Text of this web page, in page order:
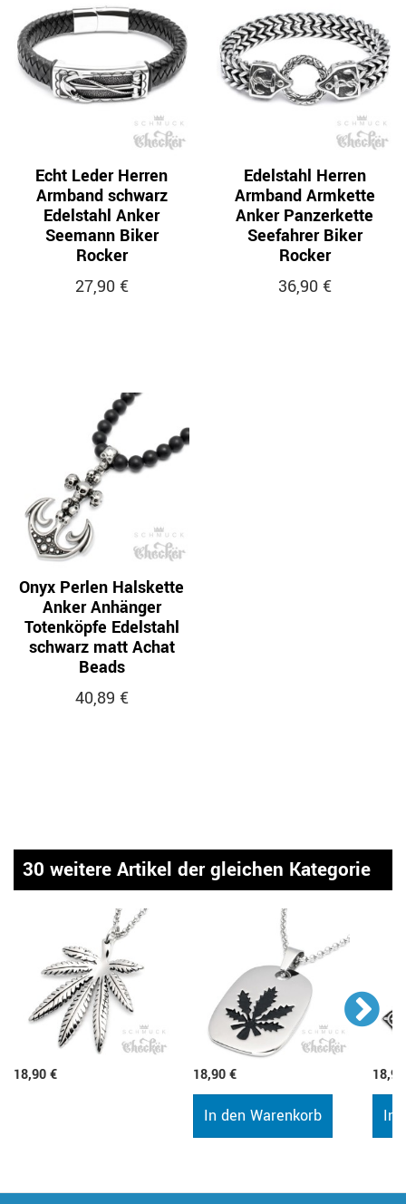
Echt Leder Herren
Armband schwarz
Edelstahl Anker
Seemann Biker
Rocker
27,90 €
Edelstahl Herren
Armband Armkette
Anker Panzerkette
Seefahrer Biker
Rocker
36,90 €
Onyx Perlen Halskette
Anker Anhänger
Totenköpfe Edelstahl
schwarz matt Achat
Beads
40,89 €
30 weitere Artikel der gleichen Kategorie
18,90 € 18,90 €
In den Warenkorb In